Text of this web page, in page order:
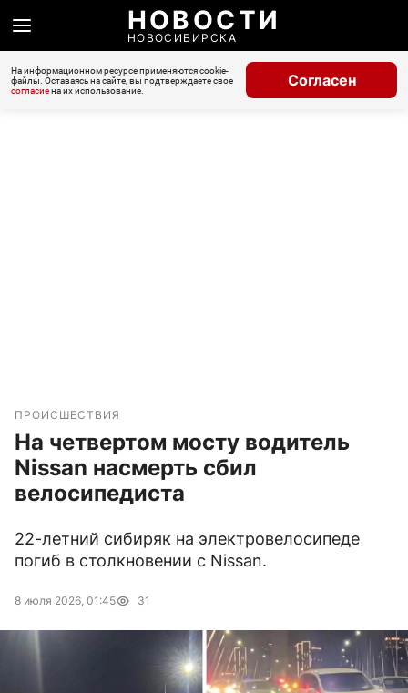
НОВОСТИ
НОВОСИБИРСКА
На информационном ресурсе применяются cookie-
файлы. Оставаясь на сайте, вы подтверждаете свое
согласиена их использование.
Согласен
ПРОИСШЕСТВИЯ
На четвертом мосту водитель
Nissan насмерть сбил
велосипедиста
22-летний сибиряк на электровелосипеде
погиб в столкновении с Nissan.
8 июля 2026, 01:45 31